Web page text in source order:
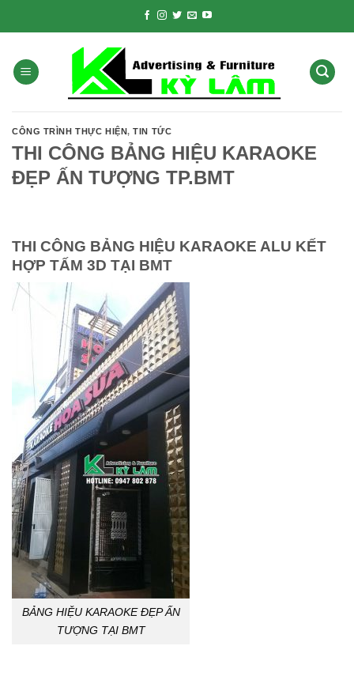
CÔNG TRÌNH THỰC HIỆN,TIN TỨC
THI CÔNG BẢNG HIỆU KARAOKE
ĐẸP ẤN TƯỢNG TP.BMT
THI CÔNG BẢNG HIỆU KARAOKE ALU KẾT
HỢP TẤM 3D TẠI BMT
BẢNG HIỆU KARAOKE ĐẸP ẤN
TƯỢNG TẠI BMT